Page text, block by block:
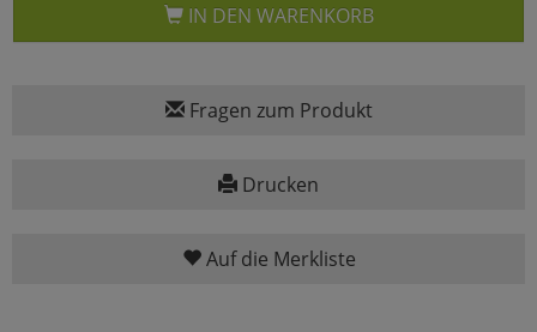
IN DEN WARENKORB
Fragen zum Produkt
Drucken
Auf die Merkliste